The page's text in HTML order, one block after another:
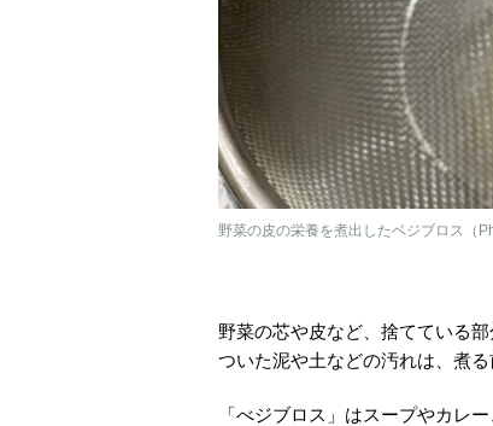
野菜の皮の栄養を煮出したベジブロス（
野菜の芯や皮など、捨てている
ついた泥や土などの汚れは、煮
「べジブロス」はスープやカレ